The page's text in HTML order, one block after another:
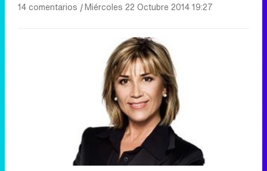
14 comentarios |Miércoles 22 Octubre 2014 19:27